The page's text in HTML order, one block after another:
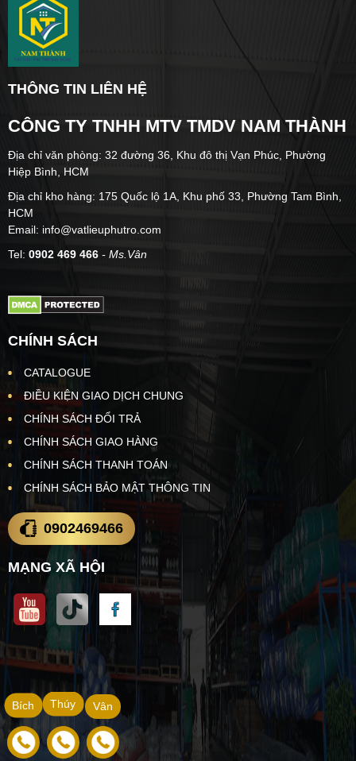
THÔNG TIN LIÊN HỆ
CÔNG TY TNHH MTV TMDV NAM THÀNH
Địa chỉ văn phòng: 32 đường 36, Khu đô thị Vạn Phúc, Phường
Hiệp Bình, HCM
Địa chỉ kho hàng: 175 Quốc lộ 1A, Khu phố 33, Phường Tam Bình,
HCM
Email: info@vatlieuphutro.com
Tel: 0902 469 466 - Ms.Vân
CHÍNH SÁCH
CATALOGUE
ĐIỀU KIỆN GIAO DỊCH CHUNG
CHÍNH SÁCH ĐỔI TRẢ
CHÍNH SÁCH GIAO HÀNG
CHÍNH SÁCH THANH TOÁN
CHÍNH SÁCH BẢO MẬT THÔNG TIN
0902469466
MẠNG XÃ HỘI
Vân
Thúy
Bích